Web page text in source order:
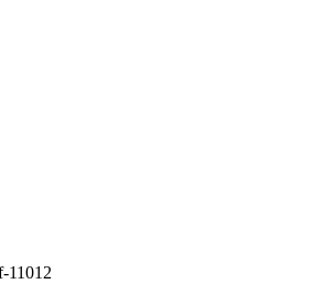
11012